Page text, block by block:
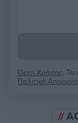
Όροι Χρήσης. Το
Πολιτική